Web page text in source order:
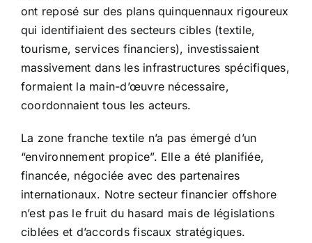
ont reposé sur des plans quinquennaux rigoureux
qui identifiaient des secteurs cibles (textile,
tourisme, services financiers), investissaient
massivement dans les infrastructures spécifiques,
formaient la main-d’œuvre nécessaire,
coordonnaient tous les acteurs.
La zone franche textile n’a pas émergé d’un
“environnement propice”. Elle a été planifiée,
financée, négociée avec des partenaires
internationaux. Notre secteur financier offshore
n’est pas le fruit du hasard mais de législations
ciblées et d’accords fiscaux stratégiques.